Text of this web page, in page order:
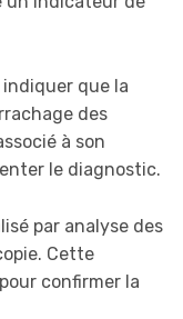
indiquer que la
des
à son
le diagnostic.
par analyse des
Cette
confirmer la